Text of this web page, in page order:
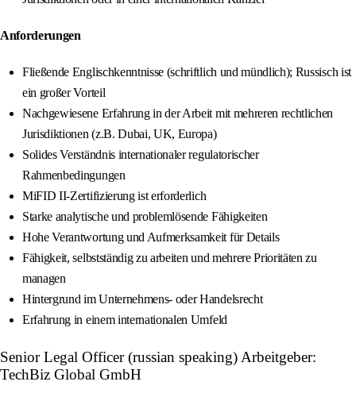
Anforderungen
Fließende Englischkenntnisse (schriftlich und mündlich); Russisch ist
ein großer Vorteil
Nachgewiesene Erfahrung in der Arbeit mit mehreren rechtlichen
Jurisdiktionen (z.B. Dubai, UK, Europa)
Solides Verständnis internationaler regulatorischer
Rahmenbedingungen
MiFID II-Zertifizierung ist erforderlich
Starke analytische und problemlösende Fähigkeiten
Hohe Verantwortung und Aufmerksamkeit für Details
Fähigkeit, selbstständig zu arbeiten und mehrere Prioritäten zu
managen
Hintergrund im Unternehmens- oder Handelsrecht
Erfahrung in einem internationalen Umfeld
Senior Legal Officer (russian speaking) Arbeitgeber:
TechBiz Global GmbH